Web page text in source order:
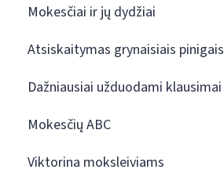
Mokesčiai ir jų dydžiai
Atsiskaitymas grynaisiais pinigais
Dažniausiai užduodami klausimai
Mokesčių ABC
Viktorina moksleiviams